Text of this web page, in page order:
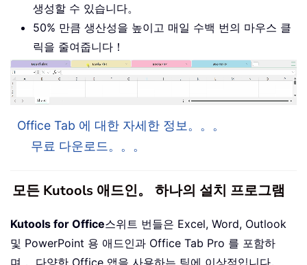
생성할 수 있습니다。
50% 만큼 생산성을 높이고 매일 수백 번의 마우스 클
릭을 줄여줍니다！
Office Tab 에 대한 자세한 정보。。。
무료 다운로드。。。
모든 Kutools 애드인。 하나의 설치 프로그램
Kutools for Office스위트 번들은 Excel, Word, Outlook
및 PowerPoint 용 애드인과 Office Tab Pro 를 포함하
며， 다양한 Office 앱을 사용하는 팀에 이상적입니다。